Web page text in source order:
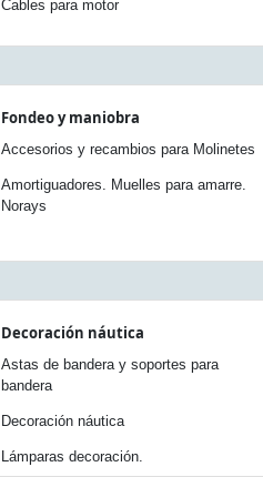
Cables para motor
Fondeo y maniobra
Accesorios y recambios para Molinetes
Amortiguadores. Muelles para amarre.
Norays
Decoración náutica
Astas de bandera y soportes para
bandera
Decoración náutica
Lámparas decoración.